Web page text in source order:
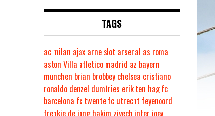
TAGS
ac milan ajax arne slot arsenal as roma
aston Villa atletico madrid az bayern
munchen brian brobbey chelsea cristiano
ronaldo denzel dumfries erik ten hag fc
barcelona fc twente fc utrecht feyenoord
frenkie de jong hakim ziyech inter joey